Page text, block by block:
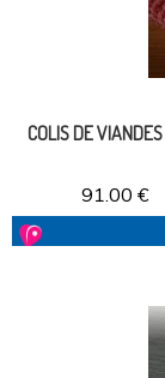
COLIS DE VIANDES
91.00 €